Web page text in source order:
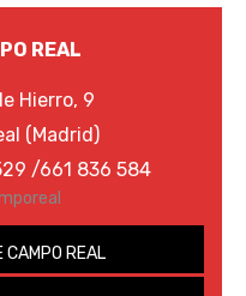
REAL
Hierro, 9
(Madrid)
/661 836 584
CAMPO REAL